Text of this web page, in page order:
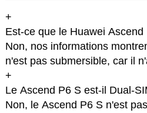
+
Est-ce que le Huawei
Non, nos informations
n'est pas submersible, car il
+
Le Ascend P6 S est-il Dual-
Non, le Ascend P6 S n'est